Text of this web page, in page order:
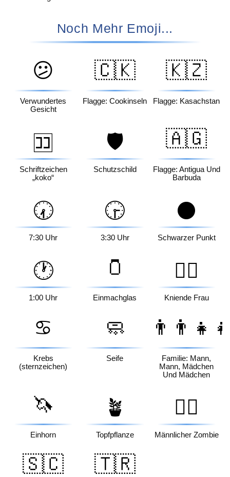
Noch Mehr Emoji...
😕
Verwundertes
Gesicht
🇨🇰
Flagge: Cookinseln
🇰🇿
Flagge: Kasachstan
🈁
Schriftzeichen
„koko“
🛡️
Schutzschild
🇦🇬
Flagge: Antigua Und
Barbuda
🕢
7:30 Uhr
🕞
3:30 Uhr
⚫
Schwarzer Punkt
🕐
1:00 Uhr
🫙
Einmachglas
🧎‍♀️
Kniende Frau
♋
Krebs
(sternzeichen)
🧼
Seife
Familie: Mann,
Mann, Mädchen
Und Mädchen
🦄
Einhorn
🪴
Topfpflanze
🧟‍♂️
Männlicher Zombie
🇸🇨 🇹🇷